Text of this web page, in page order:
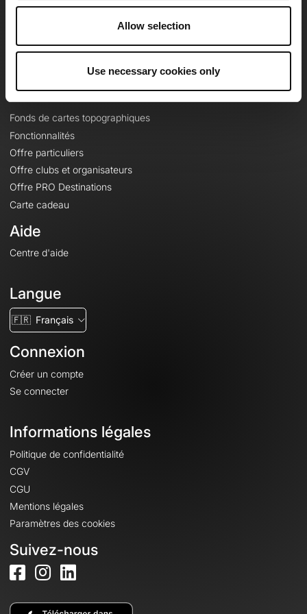
Allow selection
Use necessary cookies only
Contact
Offres
Fonds de cartes topographiques
Fonctionnalités
Offre particuliers
Offre clubs et organisateurs
Offre PRO Destinations
Carte cadeau
Aide
Centre d'aide
Langue
🇫🇷 Français
Connexion
Créer un compte
Se connecter
Informations légales
Politique de confidentialité
CGV
CGU
Mentions légales
Paramètres des cookies
Suivez-nous